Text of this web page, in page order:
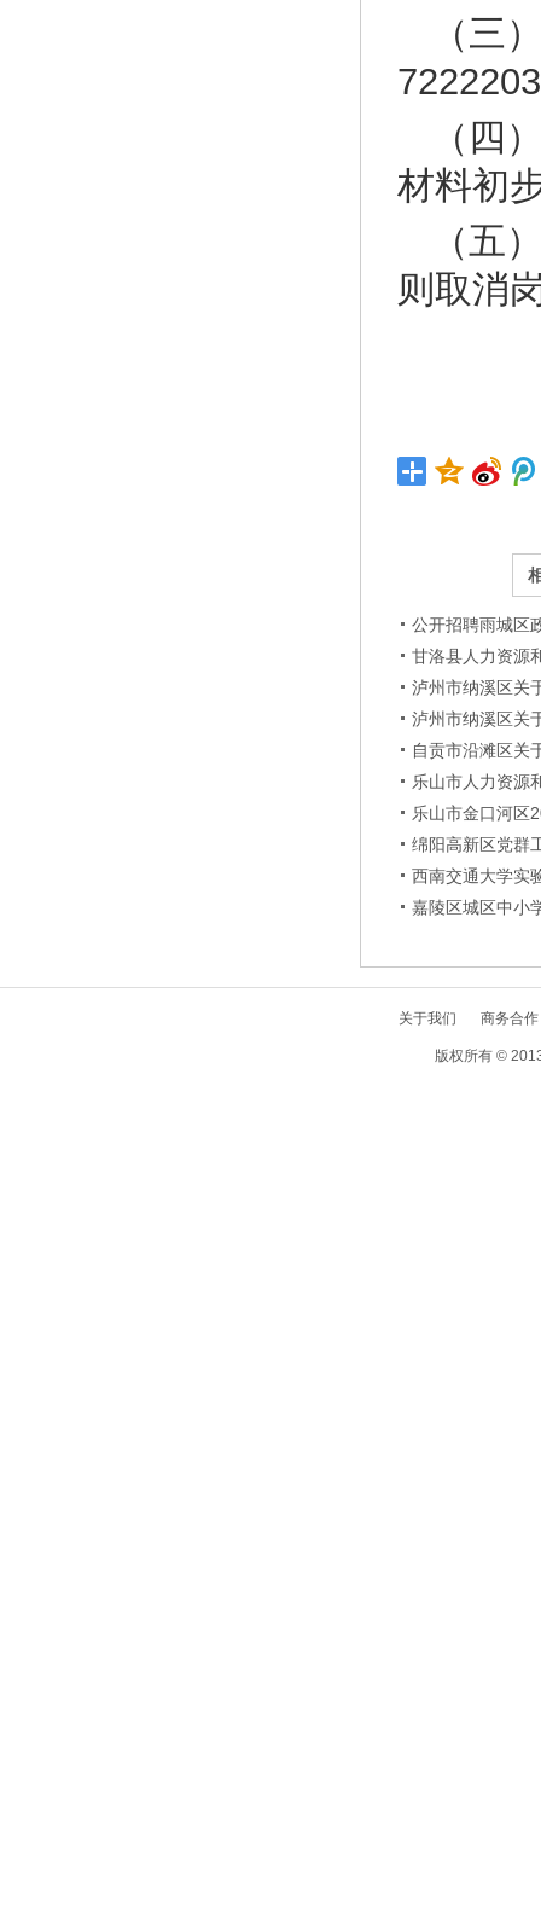
（三
（四
材料初
（五
则取消
公开招聘雨城区
甘洛县人力资源
泸州市纳溪区关
泸州市纳溪区关
自贡市沿滩区关
乐山市人力资源
乐山市金口河区
绵阳高新区党群
西南交通大学实
嘉陵区城区中小
关于我们 商务合作
版权所有 ©